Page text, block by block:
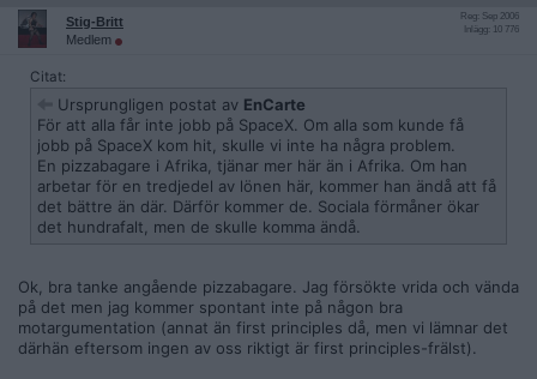
Stig-Britt
Medlem
Reg: Sep 2006
Inlägg: 10 776
Citat:
Ursprungligen postat av EnCarte
För att alla får inte jobb på SpaceX. Om alla som kunde få
jobb på SpaceX kom hit, skulle vi inte ha några problem.
En pizzabagare i Afrika, tjänar mer här än i Afrika. Om han
arbetar för en tredjedel av lönen här, kommer han ändå att få
det bättre än där. Därför kommer de. Sociala förmåner ökar
det hundrafalt, men de skulle komma ändå.
Ok, bra tanke angående pizzabagare. Jag försökte vrida och vända
på det men jag kommer spontant inte på någon bra
motargumentation (annat än first principles då, men vi lämnar det
därhän eftersom ingen av oss riktigt är first principles-frälst).